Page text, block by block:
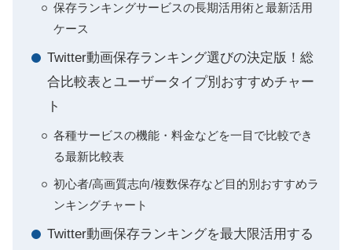
保存ランキングサービスの長期活用術と最新活用
ケース
Twitter動画保存ランキング選びの決定版！総
合比較表とユーザータイプ別おすすめチャー
ト
各種サービスの機能・料金などを一目で比較でき
る最新比較表
初心者/高画質志向/複数保存など目的別おすすめラ
ンキングチャート
Twitter動画保存ランキングを最大限活用する